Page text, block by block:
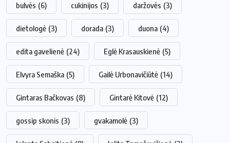
bulvės (6) cukinijos (3) daržovės (3)
dietologė (3) dorada (3) duona (4)
edita gavelienė (24) Eglė Krasauskienė (5)
Elvyra Semaška (5) Gailė Urbonavičiūtė (14)
Gintaras Bačkovas (8) Gintarė Kitovė (12)
gossip skonis (3) gvakamolė (3)